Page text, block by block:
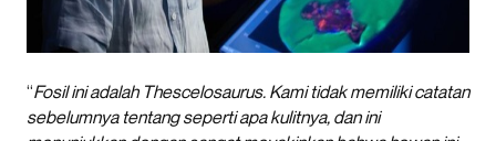
“Fosil ini adalah Thescelosaurus. Kami tidak memiliki catatan
sebelumnya tentang seperti apa kulitnya, dan ini